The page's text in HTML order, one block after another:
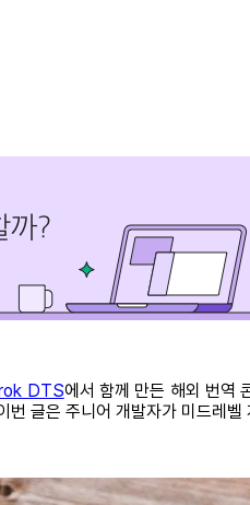
DTS에서 함께 만든 해외 번역
글은 주니어 개발자가 미드레